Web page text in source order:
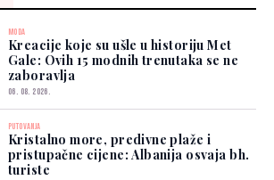
MODA
Kreacije koje su ušle u historiju Met
Gale: Ovih 15 modnih trenutaka se ne
zaboravlja
06. 08. 2026.
PUTOVANJA
Kristalno more, predivne plaže i
pristupačne cijene: Albanija osvaja bh.
turiste